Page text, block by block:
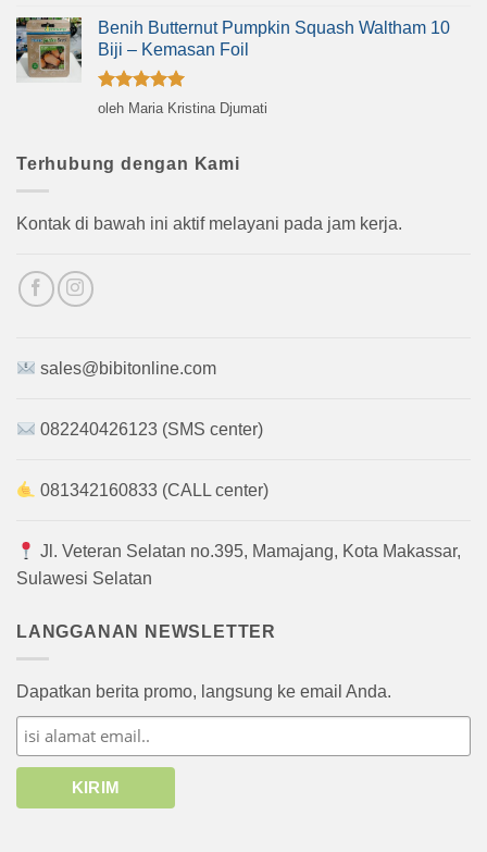
Benih Butternut Pumpkin Squash Waltham 10
Biji – Kemasan Foil
Dinilai5
oleh Maria Kristina Djumati
Terhubung dengan Kami
Kontak di bawah ini aktif melayani pada jam kerja.
sales@bibitonline.com
082240426123 (SMS center)
081342160833 (CALL center)
Jl. Veteran Selatan no.395, Mamajang, Kota Makassar,
Sulawesi Selatan
LANGGANAN NEWSLETTER
Dapatkan berita promo, langsung ke email Anda.